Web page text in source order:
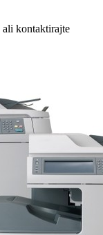
kontaktirajte